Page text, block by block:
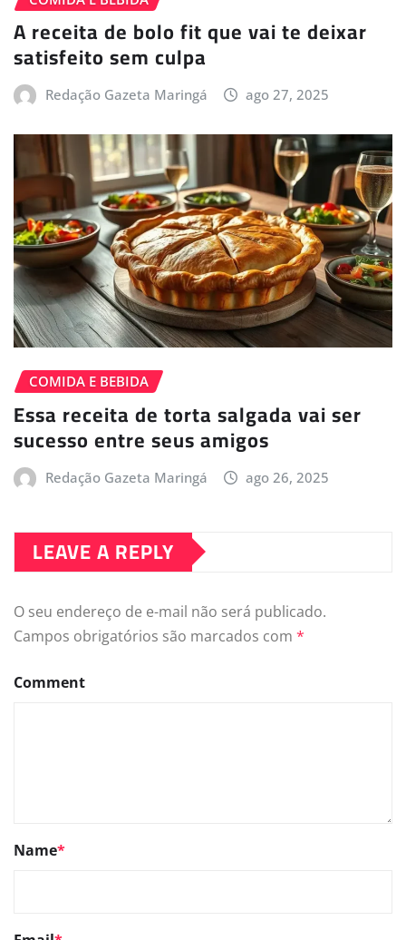
A receita de bolo fit que vai te deixar
satisfeito sem culpa
Redação Gazeta Maringá ago 27, 2025
COMIDA E BEBIDA
Essa receita de torta salgada vai ser
sucesso entre seus amigos
Redação Gazeta Maringá ago 26, 2025
LEAVE A REPLY
O seu endereço de e-mail não será publicado.
Campos obrigatórios são marcados com *
Comment
Name*